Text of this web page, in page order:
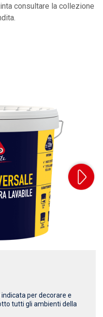
consultare la collezione
per decorare e
tutti gli ambienti della